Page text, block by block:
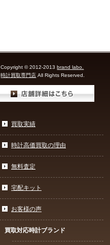
Copyright © 2012-2013brand labo.
時計買取専門店 All Rights Reserved.
買取実績
時計高価買取の理由
無料査定
宅配キット
お客様の声
買取対応時計ブランド